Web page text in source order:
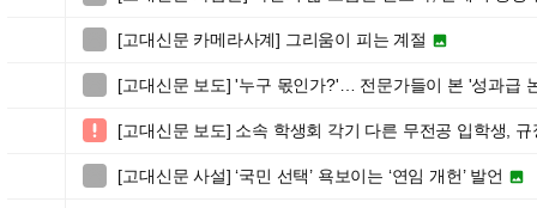
[고대신문 카메라사계] 그리움이 피는 계절 
[고대신문 보도] '누구 몫인가?'… 전문가들이 본 '성과급
 [고대신문 보도] 소속 학생회 각기 다른 무전공 입학생, 규
[고대신문 사설] ‘국민 선택’ 욕보이는 ‘연임 개헌’ 발언 